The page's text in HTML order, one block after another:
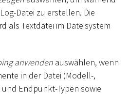
Datei zu erstellen. Die
als Textdatei im Dateisystem
anwenden auswählen, wenn
in der Datei (Modell-,
Endpunkt-Typen sowie